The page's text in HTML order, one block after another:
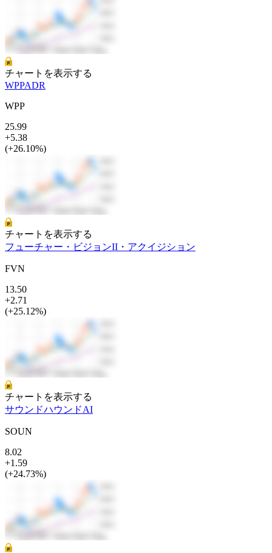
チャートを表示する
WPPADR
WPP
25.99
+5.38
(+26.10%)
チャートを表示する
フューチャー・ビジョンII・アクイジション
FVN
13.50
+2.71
(+25.12%)
チャートを表示する
サウンドハウンドAI
SOUN
8.02
+1.59
(+24.73%)